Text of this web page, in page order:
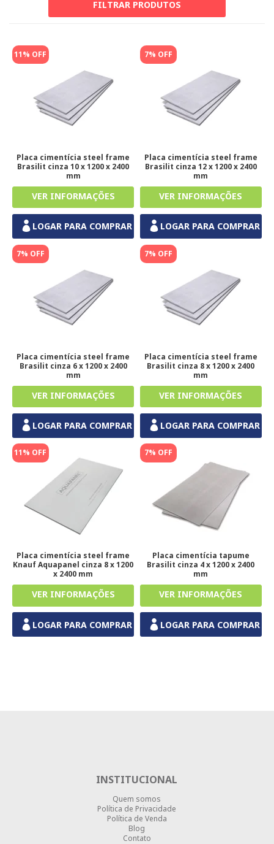
FILTRAR PRODUTOS
11% OFF
Placa cimentícia steel frame
Brasilit cinza 10 x 1200 x 2400
mm
LOGAR PARA COMPRAR
7% OFF
Placa cimentícia steel frame
Brasilit cinza 12 x 1200 x 2400
mm
LOGAR PARA COMPRAR
7% OFF
Placa cimentícia steel frame
Brasilit cinza 6 x 1200 x 2400
mm
LOGAR PARA COMPRAR
7% OFF
Placa cimentícia steel frame
Brasilit cinza 8 x 1200 x 2400
mm
LOGAR PARA COMPRAR
11% OFF
Placa cimentícia steel frame
Knauf Aquapanel cinza 8 x 1200
x 2400 mm
LOGAR PARA COMPRAR
7% OFF
Placa cimentícia tapume
Brasilit cinza 4 x 1200 x 2400
mm
LOGAR PARA COMPRAR
INSTITUCIONAL
Quem somos
Política de Privacidade
Política de Venda
Blog
Contato